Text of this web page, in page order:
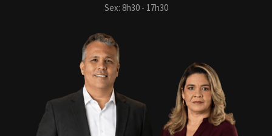
Sex: 8h30 - 17h30